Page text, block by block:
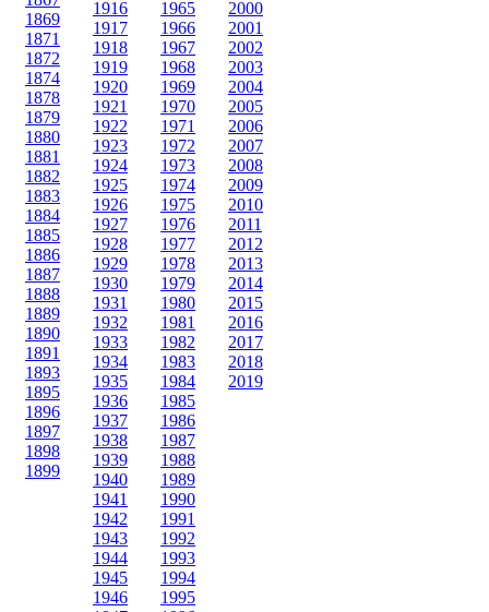
1869
1871
1872
1874
1878
1879
1880
1881
1882
1883
1884
1885
1886
1887
1888
1889
1890
1891
1893
1895
1896
1897
1898
1899
1916
1917
1918
1919
1920
1921
1922
1923
1924
1925
1926
1927
1928
1929
1930
1931
1932
1933
1934
1935
1936
1937
1938
1939
1940
1941
1942
1943
1944
1945
1946
1965
1966
1967
1968
1969
1970
1971
1972
1973
1974
1975
1976
1977
1978
1979
1980
1981
1982
1983
1984
1985
1986
1987
1988
1989
1990
1991
1992
1993
1994
1995
2000
2001
2002
2003
2004
2005
2006
2007
2008
2009
2010
2011
2012
2013
2014
2015
2016
2017
2018
2019